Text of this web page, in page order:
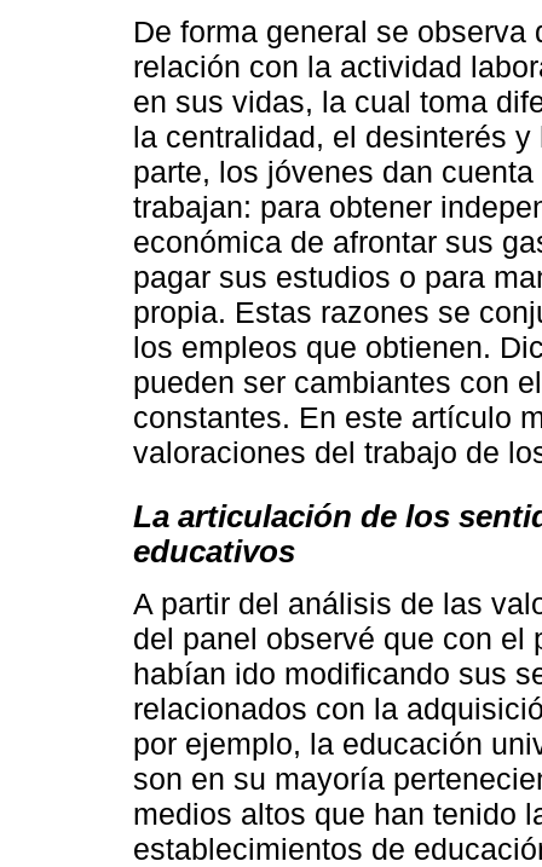
De forma general se
relación con la actividad
en sus vidas, la cual toma
la centralidad, el desinterés
parte, los jóvenes dan
trabajan: para obtener
económica de afrontar sus
pagar sus estudios o para
propia. Estas razones se
los empleos que obtienen.
pueden ser cambiantes con
constantes. En este artículo
valoraciones del trabajo de
La articulación de los
educativos
A partir del análisis de las
del panel observé que con el
habían ido modificando sus
relacionados con la
por ejemplo, la educación
son en su mayoría
medios altos que han tenido
establecimientos de